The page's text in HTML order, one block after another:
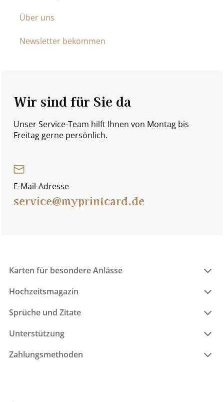
Über uns
Newsletter bekommen
Wir sind für Sie da
Unser Service-Team hilft Ihnen von Montag bis
Freitag gerne persönlich.
E-Mail-Adresse
service@myprintcard.de
Karten für besondere Anlässe
Hochzeitsmagazin
Sprüche und Zitate
Unterstützung
Zahlungsmethoden